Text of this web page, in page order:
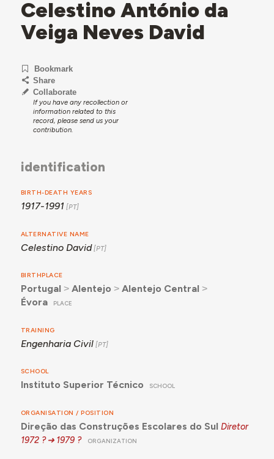
Celestino António da
Veiga Neves David
Bookmark
Share
Collaborate
If you have any recollection or
information related to this
record, please send us your
contribution.
identification
BIRTH-DEATH YEARS
1917-1991
ALTERNATIVE NAME
Celestino David
BIRTHPLACE
Portugal ˃ Alentejo ˃ Alentejo Central ˃
Évora
PLACE
TRAINING
Engenharia Civil
SCHOOL
Instituto Superior Técnico SCHOOL
ORGANISATION / POSITION
Direção das Construções Escolares do Sul Diretor
1972 ?
1979 ? ORGANIZATION